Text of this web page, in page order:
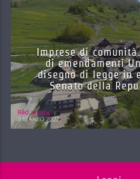
Imprese di
di emendamenti
disegno di legge in
Senato della
Red.azione
3 MARZO 2022